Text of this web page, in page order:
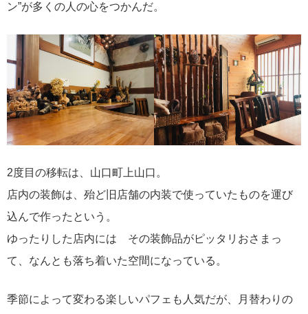
ン”が多くの人の心をつかんだ。
2度目の移転は、山口町上山口。
店内の装飾は、殆ど旧店舗の内装で使っていたものを運び
込んで作ったという。
ゆったりした店内には その装飾品がピッタリおさまっ
て、なんとも落ち着いた空間になっている。
季節によって変わる楽しいパフェも人気だが、月替わりの